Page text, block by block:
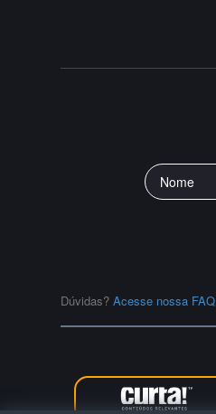
Dúvidas?Acesse nossa FAQ